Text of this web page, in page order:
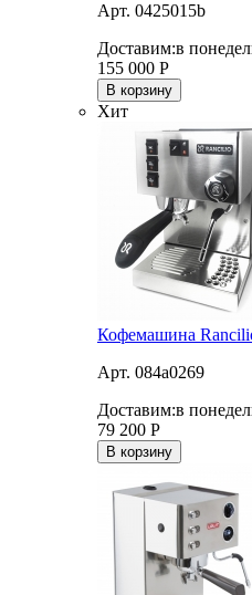
Арт. 0425015b
Доставим:в
155 000 Р
В корзину
Хит
Кофемашина
Арт. 084a0269
Доставим:в
79 200 Р
В корзину